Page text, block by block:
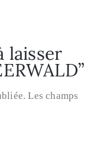
laisser
Les champs